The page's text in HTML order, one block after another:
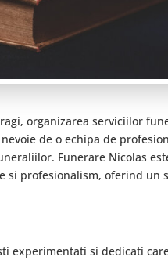
organizarea serviciilor
de o echipa de
Funerare Nicolas
si profesionalism, oferind
experimentati si dedicati